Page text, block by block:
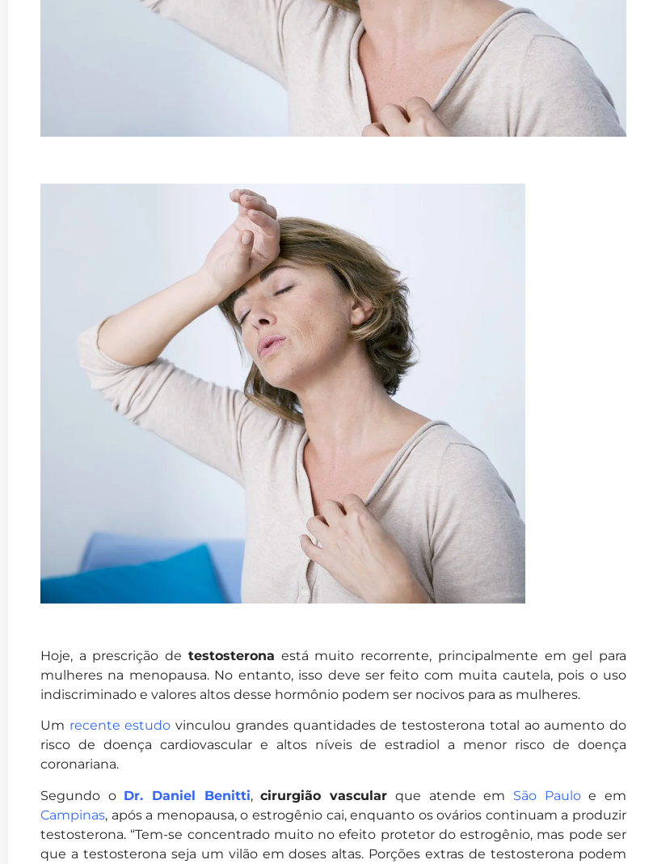
Hoje, a prescrição de testosterona está muito recorrente, principalmente em gel para
mulheres na menopausa. No entanto, isso deve ser feito com muita cautela, pois o uso
indiscriminado e valores altos desse hormônio podem ser nocivos para as mulheres.
Um recente estudo vinculou grandes quantidades de testosterona total ao aumento do
risco de doença cardiovascular e altos níveis de estradiol a menor risco de doença
coronariana.
Segundo o Dr. Daniel Benitti,cirurgião vascular que atende em São Pauloe em
Campinas, após a menopausa, o estrogênio cai, enquanto os ovários continuam a produzir
testosterona. “Tem-se concentrado muito no efeito protetor do estrogênio, mas pode ser
que a testosterona seja um vilão em doses altas. Porções extras de testosterona podem